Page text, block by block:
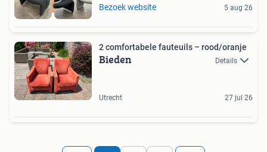
Gratis levering Bezoek website 5 aug 26
2 comfortabele fauteuils – rood/oranje
Bieden Details
Utrecht 27 jul 26